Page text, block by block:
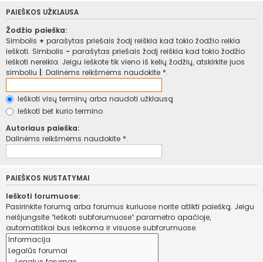
PAIEŠKOS UŽKLAUSA
Žodžio paieška:
Simbolis + parašytas priešais žodį reiškia kad tokio žodžio reikia
ieškoti. Simbolis - parašytas priešais žodį reiškia kad tokio žodžio
ieškoti nereikia. Jeigu ieškote tik vieno iš kelių žodžių, atskirkite juos
simboliu . Dalinėms reikšmėms naudokite *.
Ieškoti visų terminų arba naudoti užklausą
Ieškoti bet kurio termino
Autoriaus paieška:
Dalinėms reikšmėms naudokite *.
PAIEŠKOS NUSTATYMAI
Ieškoti forumuose:
Pasirinkite forumą arba forumus kuriuose norite atlikti paiešką. Jeigu
neišjungsite “ieškoti subforumuose“ parametro apačioje,
automatiškai bus ieškoma ir visuose subforumuose.